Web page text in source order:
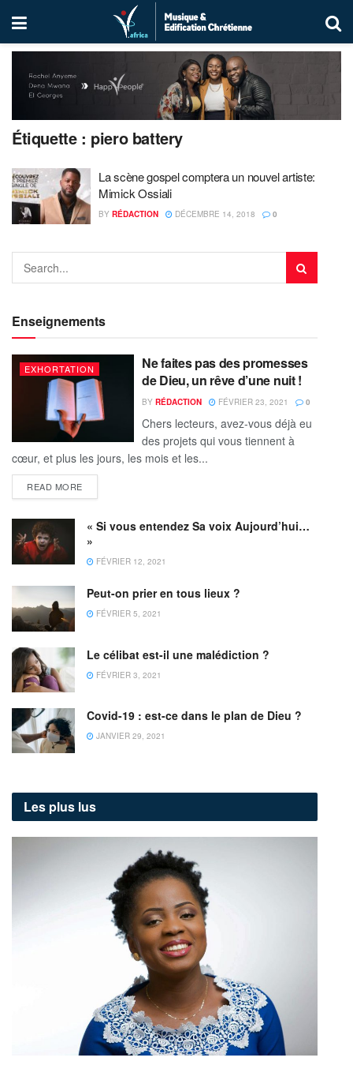
Étiquette : piero battery
La scène gospel comptera un nouvel artiste:
Mimick Ossiali
BY RÉDACTION DÉCEMBRE 14, 2018 0
Enseignements
EXHORTATION
Ne faites pas des promesses
de Dieu, un rêve d’une nuit !
BY RÉDACTION FÉVRIER 23, 2021 0
Chers lecteurs, avez-vous déjà eu
des projets qui vous tiennent à
cœur, et plus les jours, les mois et les...
READ MORE
« Si vous entendez Sa voix Aujourd’hui…
»
FÉVRIER 12, 2021
Peut-on prier en tous lieux ?
FÉVRIER 5, 2021
Le célibat est-il une malédiction ?
FÉVRIER 3, 2021
Covid-19 : est-ce dans le plan de Dieu ?
JANVIER 29, 2021
Les plus lus